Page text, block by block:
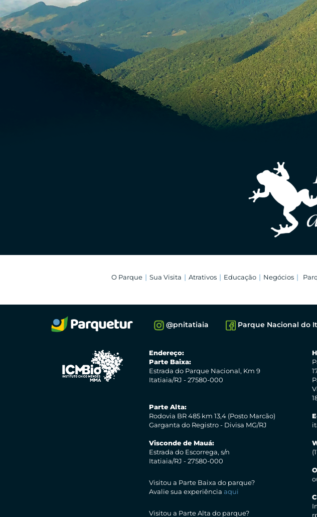
O Parque Sua Visita Atrativos Educação Negócios
@pnitatiaia Parque Nacional do
Endereço:
Parte Baixa:
Estrada do Parque Nacional, Km 9
Itatiaia/RJ - 27580-000
Parte Alta:
Rodovia BR 485 km 13,4 (Posto Marcão)
Garganta do Registro - Divisa MG/RJ
Visconde de Mauá:
Estrada do Escorrega, s/n
Itatiaia/RJ - 27580-000
Visitou a Parte Baixa do parque?
Avalie sua experiência aqui
Visitou a Parte Alta do parque?